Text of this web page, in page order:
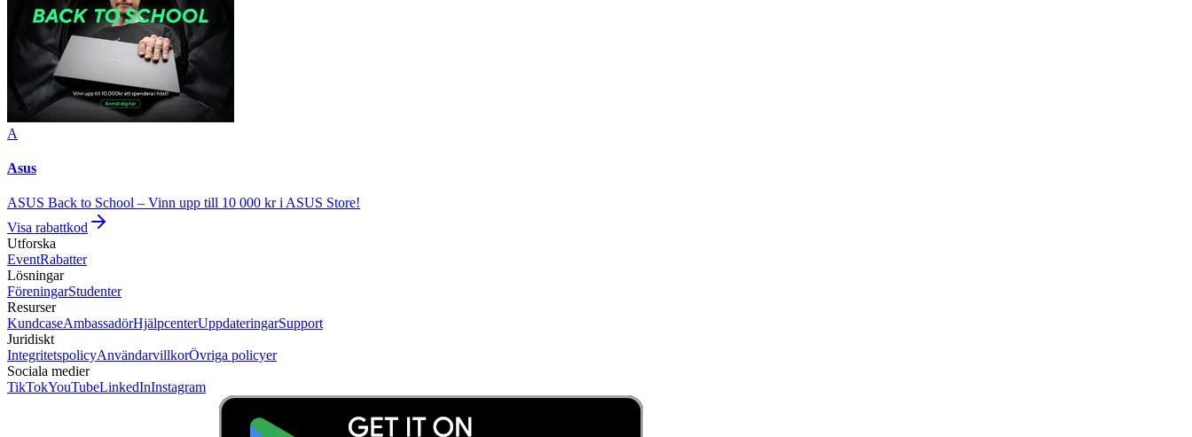
A
Asus
ASUS Back to School – Vinn upp till 10 000 kr i ASUS Store!
Visa rabattkod
Utforska
EventRabatter
Lösningar
FöreningarStudenter
Resurser
KundcaseAmbassadörHjälpcenterUppdateringarSupport
Juridiskt
IntegritetspolicyAnvändarvillkorÖvriga policyer
Sociala medier
TikTokYouTubeLinkedInInstagram